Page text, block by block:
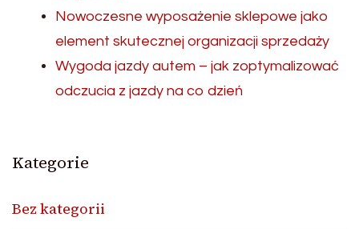
Nowoczesne wyposażenie sklepowe jako
element skutecznej organizacji sprzedaży
Wygoda jazdy autem – jak zoptymalizować
odczucia z jazdy na co dzień
Kategorie
Bez kategorii